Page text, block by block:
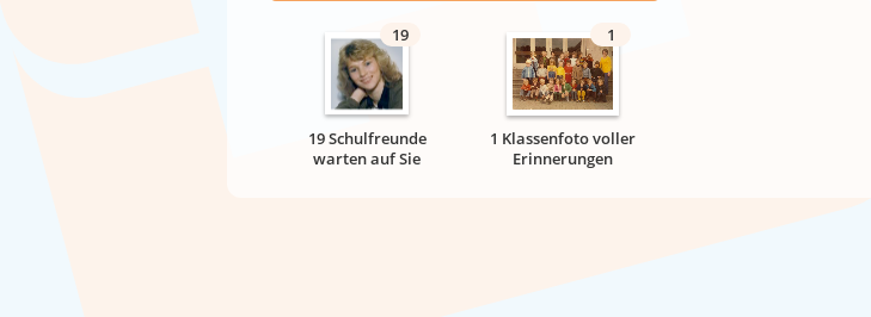
19
19 Schulfreunde
warten auf Sie
1
1 Klassenfoto voller
Erinnerungen